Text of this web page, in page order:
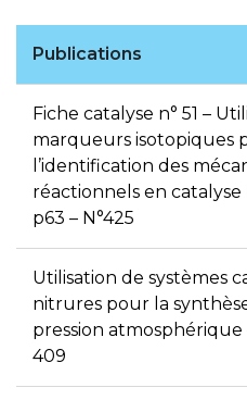
Publications
Fiche catalyse n° 51 –
marqueurs isotopiques
l’identification des
réactionnels en
p63 – N°425
Utilisation de systèmes
nitrures pour la
pression atmosphérique
409